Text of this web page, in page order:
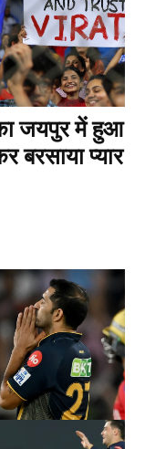
जयपुर में हुआ
बरसाया प्यार